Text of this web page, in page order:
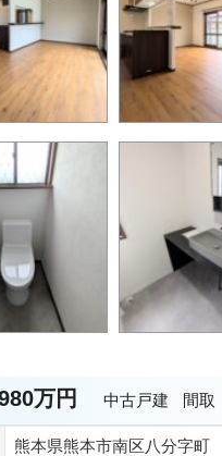
万円 中古戸建 間取
熊本県熊本市南区八分字町